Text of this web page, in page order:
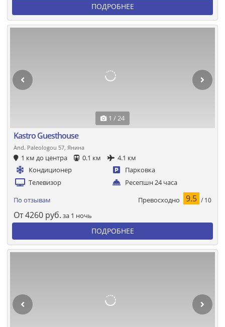
ПОДРОБНЕЕ
1 / 24
Kastro Guesthouse
And. Paleologou 57, Янина
1 км до центра 0.1 км
4.1 км
Кондиционер
Парковка
Телевизор
Ресепшн 24 часа
По отзывам Превосходно 9.5 / 10
От4260 руб. за 1 ночь
ПОДРОБНЕЕ